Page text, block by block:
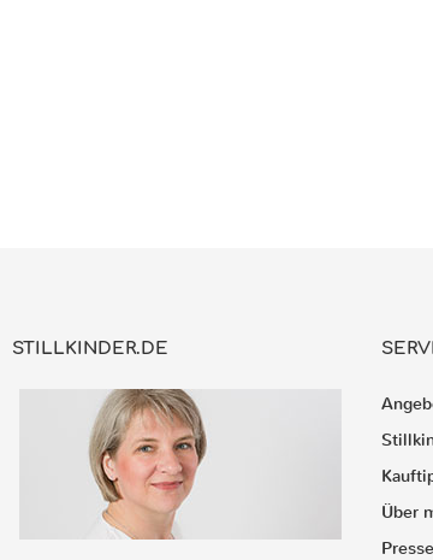
STILLKINDER.DE
Über
Presse